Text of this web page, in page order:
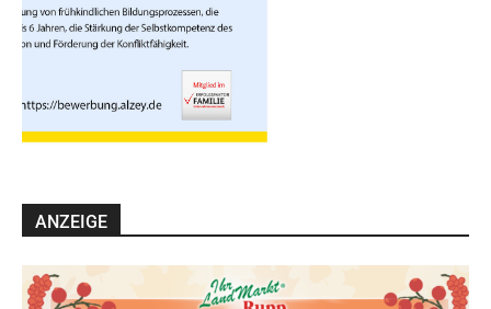
ANZEIGE